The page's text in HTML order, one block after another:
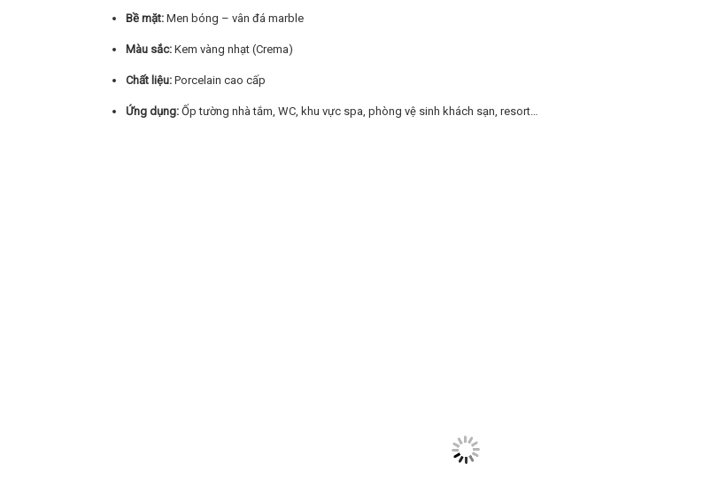
Bề mặt: Men bóng – vân đá marble
Màu sắc: Kem vàng nhạt (Crema)
Chất liệu: Porcelain cao cấp
Ứng dụng: Ốp tường nhà tắm, WC, khu vực spa, phòng vệ sinh khách sạn, resort…